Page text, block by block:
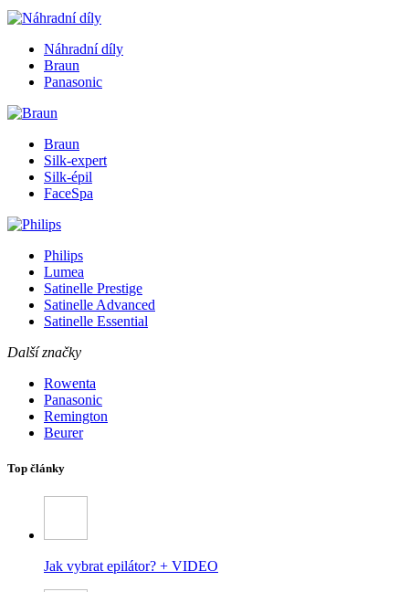
Náhradní díly
Braun
Panasonic
Braun
Silk-expert
Silk-épil
FaceSpa
Philips
Lumea
Satinelle Prestige
Satinelle Advanced
Satinelle Essential
Další značky
Rowenta
Panasonic
Remington
Beurer
Top články
Jak vybrat epilátor? + VIDEO